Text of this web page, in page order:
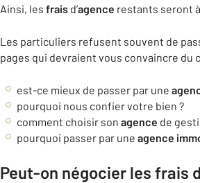
Ainsi, les frais d’agence restants seront
Les particuliers refusent souvent de
pages qui devraient vous convaincre du
est-ce mieux de passer par une
pourquoi nous confier votre bien ?
comment choisir son agence de
pourquoi passer par une agence
Peut-on négocier les frais